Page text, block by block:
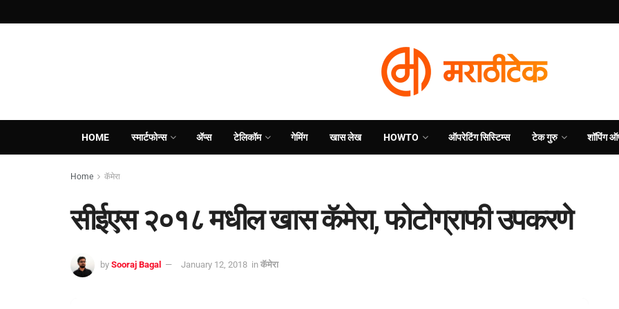
HOME स्मार्टफोन्स ॲप्स टेलिकॉम गेमिंग खास लेख HOWTO ऑपरेटिंग सिस्टिम्स टेक गुरु शॉपिंग
Home कॅमेरा
सीईएस २०१८ मधील खास कॅमेरा, फोटोग्राफी उपकरणे
by Sooraj Bagal January 12, 2018 in कॅमेरा